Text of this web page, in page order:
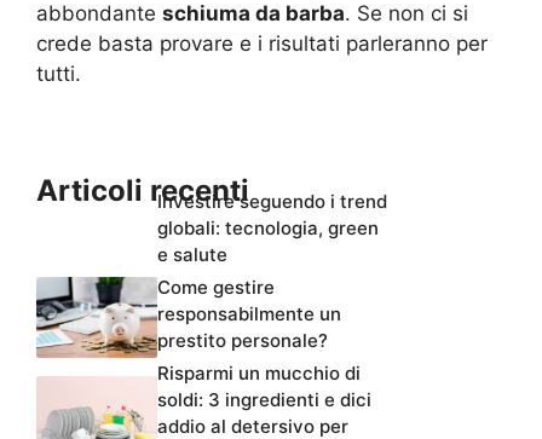
abbondante schiuma da barba. Se non ci si
crede basta provare e i risultati parleranno per
tutti.
Articoli recentiInvestire seguendo i trend
globali: tecnologia, green
e salute
Come gestire
responsabilmente un
prestito personale?
Risparmi un mucchio di
soldi: 3 ingredienti e dici
addio al detersivo per